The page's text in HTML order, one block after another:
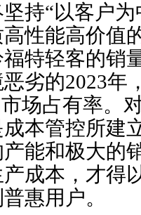
持“以客户
性能高价值
特轻客的销
劣的2023年
场占有率。
本管控所建
能和极大的
成本，才得
惠用户。